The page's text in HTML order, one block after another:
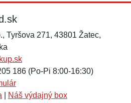
Tyršova 271, 43801 Žatec,
186 (Po-Pi 8:00-16:30)
Náš výdajný box